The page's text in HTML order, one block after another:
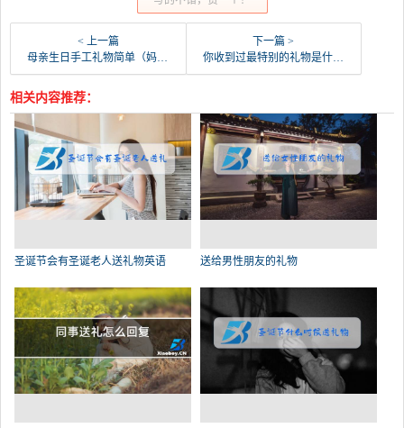
< 上一篇
母亲生日手工礼物简单（妈妈生日要送什么手工简单）
下一篇 >
你收到过最特别的礼物是什么（你送过最特别的礼物）
相关内容推荐：
圣诞节会有圣诞老人送礼物英语 送给男性朋友的礼物